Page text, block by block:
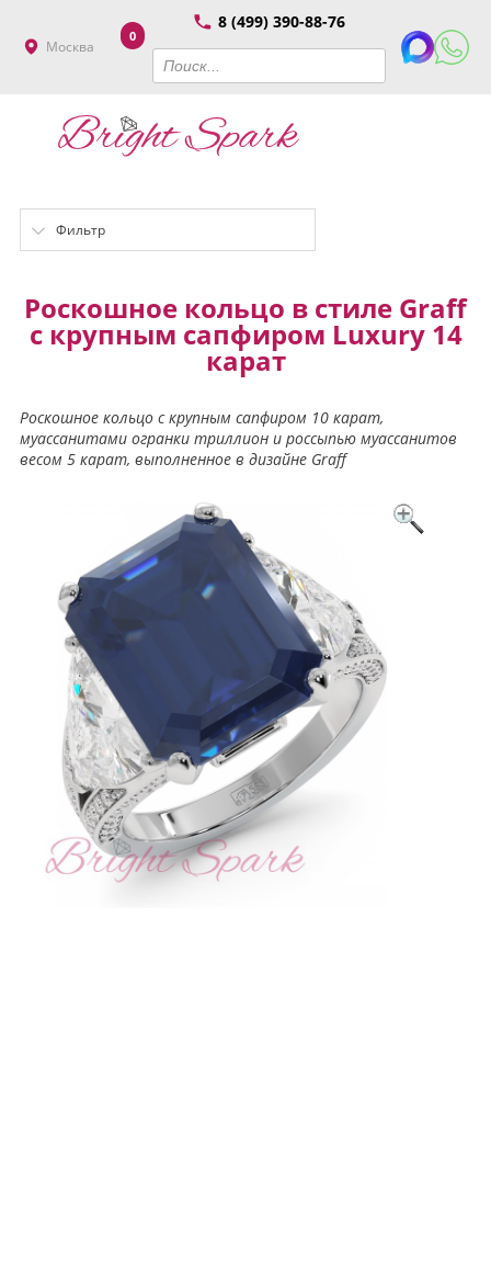
Москва
8 (499) 390-88-76
0
Фильтр
Роскошное кольцо в стиле Graff
с крупным сапфиром Luxury 14
карат
Роскошное кольцо с крупным сапфиром 10 карат,
муассанитами огранки триллион и россыпью муассанитов
весом 5 карат, выполненное в дизайне Graff